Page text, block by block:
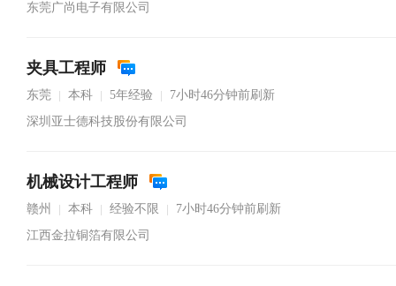
东莞广尚电子有限公司
夹具工程师
东莞 本科 5年经验
7小时46分钟前刷新
深圳亚士德科技股份有限公司
机械设计工程师
赣州 本科 经验不限
7小时46分钟前刷新
江西金拉铜箔有限公司